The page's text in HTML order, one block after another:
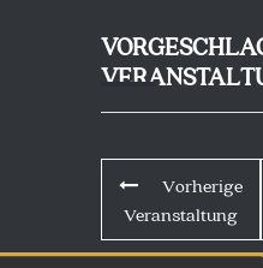
Vorherige
Veranstaltung